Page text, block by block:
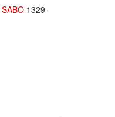
SABO 1329-